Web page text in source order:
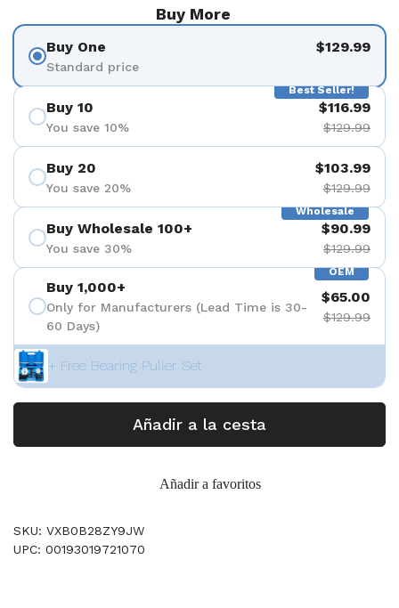
Buy More
Buy One
Standard price
$129.99
Best Seller!
Buy 10
You save 10%
$116.99
$129.99
Buy 20
You save 20%
$103.99
$129.99
Wholesale
Buy Wholesale 100+
You save 30%
$90.99
$129.99
OEM
Buy 1,000+
Only for Manufacturers (Lead Time is 30-
60 Days)
$65.00
$129.99
+ Free Bearing Puller Set
Añadir a la cesta
Añadir a favoritos
SKU: VXB0B28ZY9JW
UPC: 00193019721070